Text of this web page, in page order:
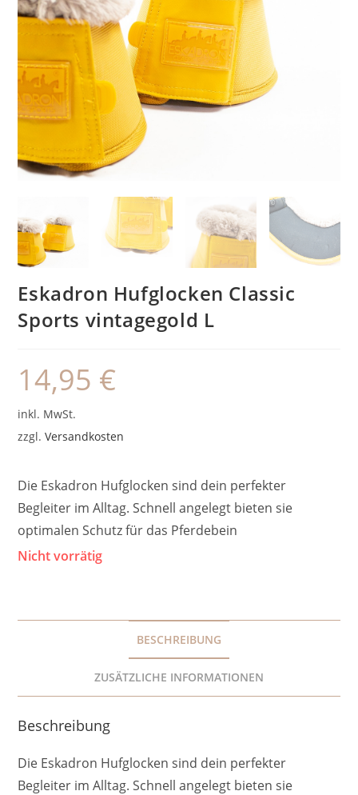
Eskadron Hufglocken Classic
Sports vintagegold L
14,95 €
inkl. MwSt.
zzgl.Versandkosten
Die Eskadron Hufglocken sind dein perfekter
Begleiter im Alltag. Schnell angelegt bieten sie
optimalen Schutz für das Pferdebein
Nicht vorrätig
BESCHREIBUNG
ZUSÄTZLICHE INFORMATIONEN
Beschreibung
Die Eskadron Hufglocken sind dein perfekter
Begleiter im Alltag. Schnell angelegt bieten sie